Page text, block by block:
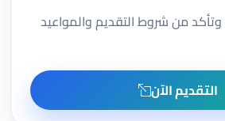
وتأكد من شروط التقديم والمواعيد
التقديم الآن